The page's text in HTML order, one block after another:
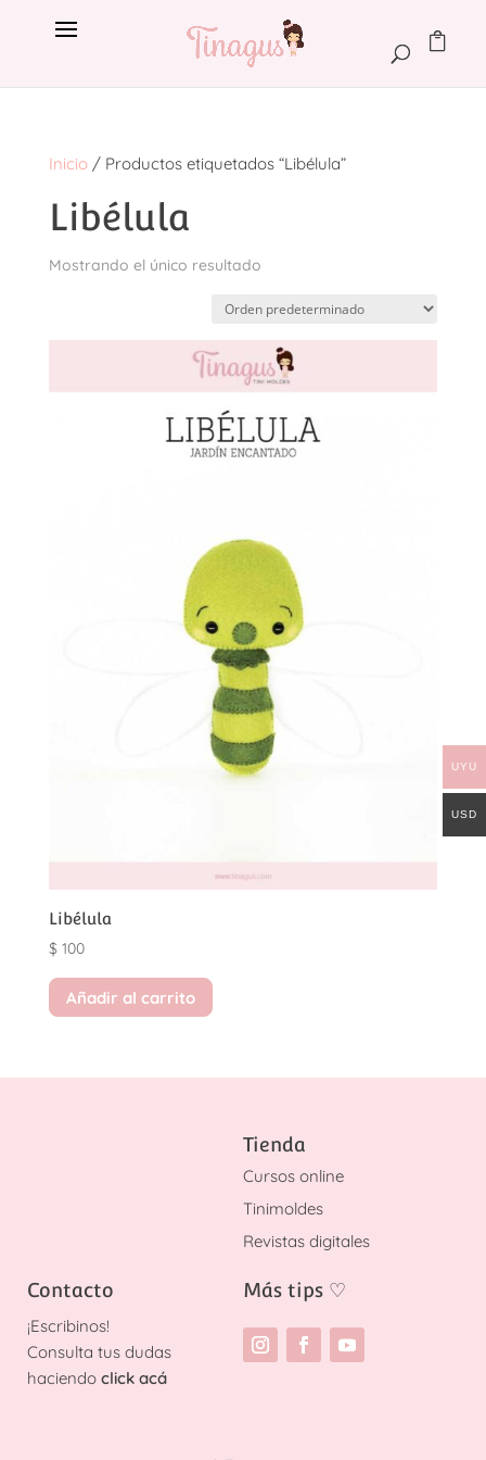
Inicio/ Productos etiquetados “Libélula”
Libélula
Mostrando el único resultado
Libélula
$100
Añadir al carrito
Tienda
Cursos online
Tinimoldes
Revistas digitales
Contacto
¡Escribinos!
Consulta tus dudas
haciendo click acá
Más tips ♡
UYU
USD